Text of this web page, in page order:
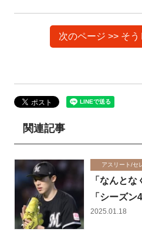
次のページ >> そ
関連記事
アスリート/セ
「なんと
「シーズ
2025.01.18